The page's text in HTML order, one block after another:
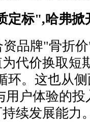
标",哈弗掀
品牌"骨折
代价换取短
环。这也从
用户体验的
续发展能力